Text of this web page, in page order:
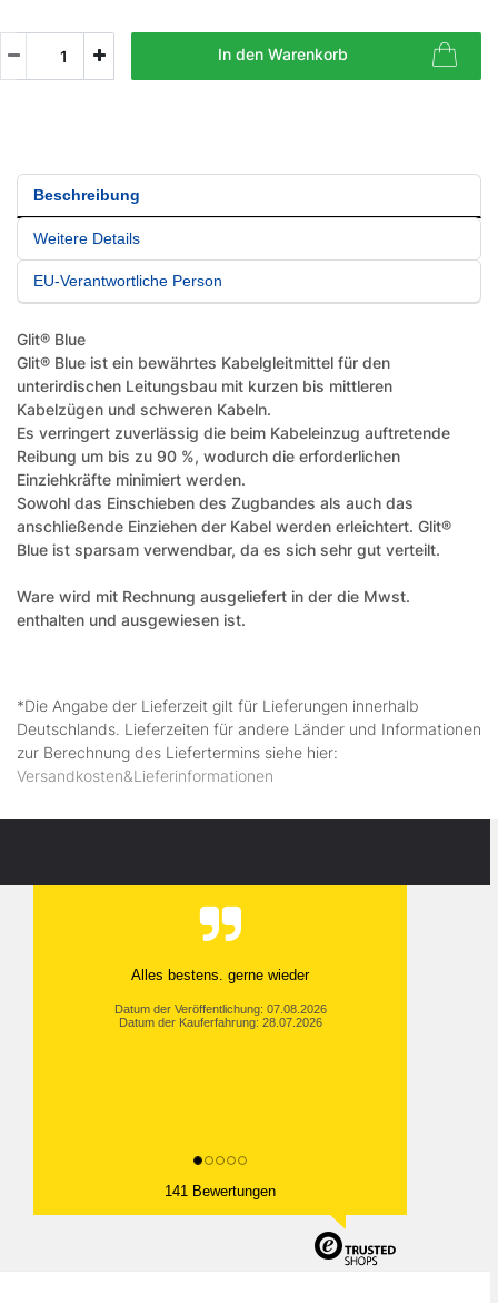
In den Warenkorb
Beschreibung
Weitere Details
EU-Verantwortliche Person
Glit® Blue
Glit® Blue ist ein bewährtes Kabelgleitmittel für den
unterirdischen Leitungsbau mit kurzen bis mittleren
Kabelzügen und schweren Kabeln.
Es verringert zuverlässig die beim Kabeleinzug auftretende
Reibung um bis zu 90 %, wodurch die erforderlichen
Einziehkräfte minimiert werden.
Sowohl das Einschieben des Zugbandes als auch das
anschließende Einziehen der Kabel werden erleichtert. Glit®
Blue ist sparsam verwendbar, da es sich sehr gut verteilt.
Ware wird mit Rechnung ausgeliefert in der die Mwst.
enthalten und ausgewiesen ist.
*Die Angabe der Lieferzeit gilt für Lieferungen innerhalb
Deutschlands. Lieferzeiten für andere Länder und Informationen
zur Berechnung des Liefertermins siehe hier:
Versandkosten&Lieferinformationen
Alles bestens. gerne wieder
Datum der Veröffentlichung: 07.08.2026
Datum der Kauferfahrung: 28.07.2026
141 Bewertungen